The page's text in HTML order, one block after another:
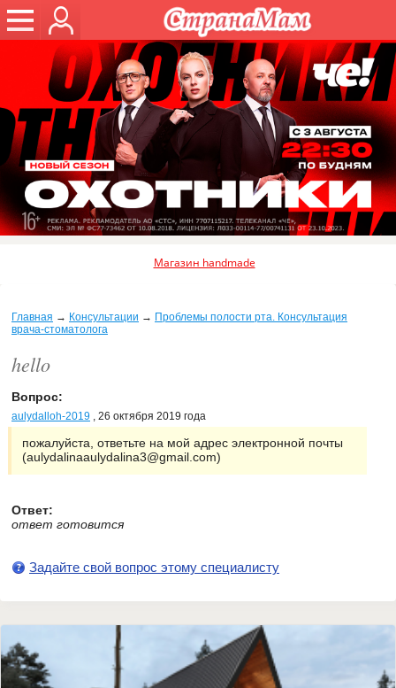
Магазин handmade
Главная → Консультации → Проблемы полости рта. Консультация
врача-стоматолога
hello
Вопрос:
aulydalloh-2019 , 26 октября 2019 года
пожалуйста, ответьте на мой адрес электронной почты
(aulydalinaaulydalina3@gmail.com)
Ответ:
ответ готовится
Задайте свой вопрос этому специалисту